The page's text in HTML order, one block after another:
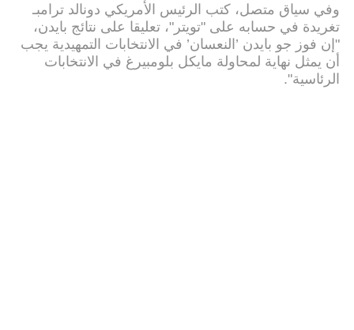
وفي سياق متصل، كتب الرئيس الأمريكي دونالد ترامبـ
تغريدة في حسابه على "تويتر"، تعليقا على نتائج بايدن،
"إن فوز جو بايدن ’النعسان’ في الانتخابات التمهيدية يجب
أن يمثل نهاية لمحاولة مايكل بلومبيرغ في الانتخابات
الرئاسية".